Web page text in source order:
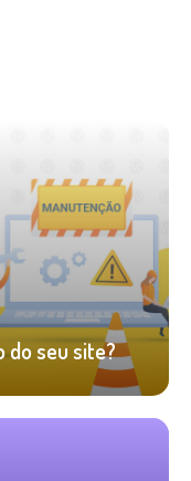
do seu site?